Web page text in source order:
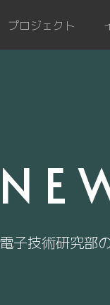
プロジェクト
電子技術研究部